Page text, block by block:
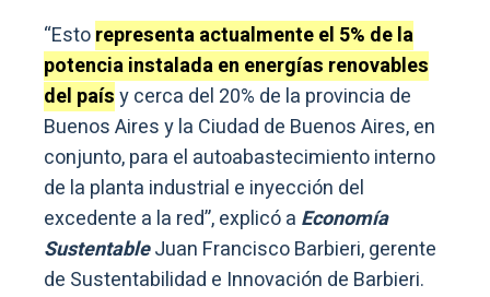
“Estorepresenta actualmente el 5% de la
potencia instalada en energías renovables
del paísy cerca del 20% de la provincia de
Buenos Aires y la Ciudad de Buenos Aires, en
conjunto, para el autoabastecimiento interno
de la planta industrial e inyección del
excedente a la red”, explicó a Economía
SustentableJuan Francisco Barbieri, gerente
de Sustentabilidad e Innovación de Barbieri.